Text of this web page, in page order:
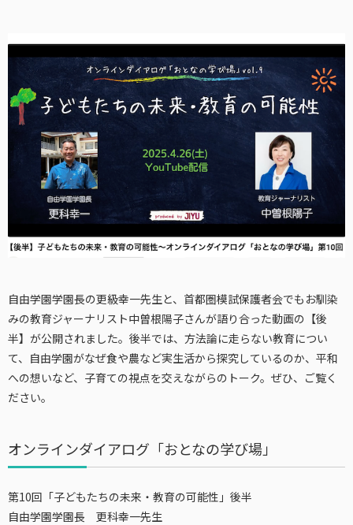
自由学園学園長の更級幸一先生と、首都圏模試保護者会でもお馴染
みの教育ジャーナリスト中曽根陽子さんが語り合った動画の【後
半】が公開されました。後半では、方法論に走らない教育につい
て、自由学園がなぜ食や農など実生活から探究しているのか、平和
への想いなど、子育ての視点を交えながらのトーク。ぜひ、ご覧く
ださい。
オンラインダイアログ「おとなの学び場」
第10回「子どもたちの未来・教育の可能性」後半
自由学園学園長 更科幸一先生